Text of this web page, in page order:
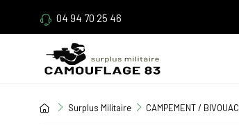
04 94 70 25 46
Surplus Militaire CAMPEMENT / BIVOUAC